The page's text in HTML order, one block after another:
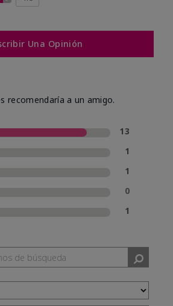
Una Opinión
recomendaría a un amigo.
13
1
1
0
1